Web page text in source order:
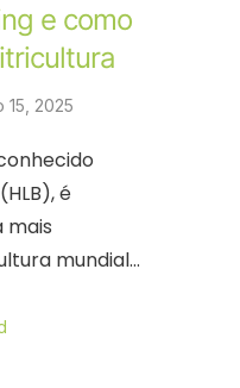
e como
15, 2025
é
mais
mundial…